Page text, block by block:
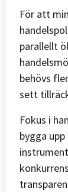
För att
parallellt
behövs
sett
Fokus i
bygga